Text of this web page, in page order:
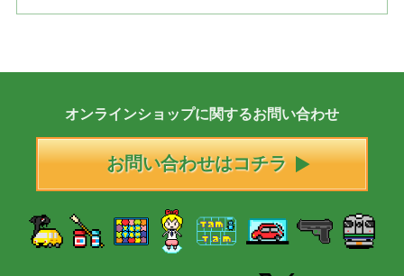
オンラインショップに関するお問い合わせ
お問い合わせはコチラ